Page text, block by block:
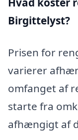
Birgittelyst?
Prisen for
varierer
omfanget af
starte fra
afhængigt af